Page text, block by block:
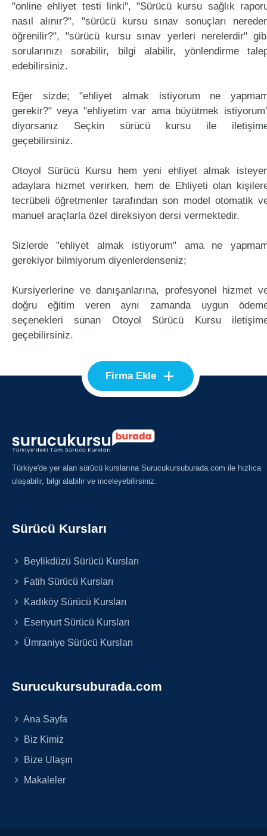
"online ehliyet testi linki", "Sürücü kursu sağlık
nasıl alınır?", "sürücü kursu sınav sonuçları
öğrenilir?", "sürücü kursu sınav yerleri nerelerdir"
sorularınızı sorabilir, bilgi alabilir, yönlendirme
edebilirsiniz.
Eğer sizde; "ehliyet almak istiyorum ne
gerekir?" veya "ehliyetim var ama büyütmek
diyorsanız Seçkin sürücü kursu ile
geçebilirsiniz.
Otoyol Sürücü Kursu hem yeni ehliyet almak
adaylara hizmet verirken, hem de Ehliyeti olan
tecrübeli öğretmenler tarafından son model otomatik
manuel araçlarla özel direksiyon dersi vermektedir.
Sizlerde "ehliyet almak istiyorum" ama ne
gerekiyor bilmiyorum diyenlerdenseniz;
Kursiyerlerine ve danışanlarına, profesyonel hizmet
doğru eğitim veren aynı zamanda uygun
seçenekleri sunan Otoyol Sürücü Kursu
geçebilirsiniz.
Firma Ekle +
Türkiye'de yer alan sürücü kurslarına Surucukursuburada.com ile hızlıca
ulaşabilir, bilgi alabilir ve inceleyebilirsiniz.
Sürücü Kursları
Beylikdüzü Sürücü Kursları
Fatih Sürücü Kursları
Kadıköy Sürücü Kursları
Esenyurt Sürücü Kursları
Ümraniye Sürücü Kursları
Surucukursuburada.com
Ana Sayfa
Biz Kimiz
Bize Ulaşın
Makaleler